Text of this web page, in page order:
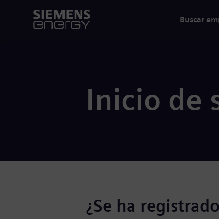
Buscar
Inicio de
¿Se ha